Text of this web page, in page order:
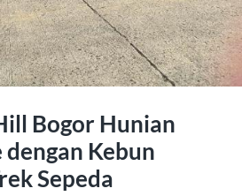
Bogor Hunian
Kebun
Sepeda